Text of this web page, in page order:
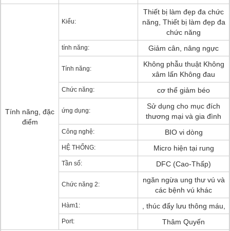
Tính năng, đặc
điểm
Kiểu:
Thiết bị làm đẹp đa chức
năng, Thiết bị làm đẹp đa
chức năng
tính năng: Giảm cân, nâng ngực
Tính năng:
Không phẫu thuật Không
xâm lấn Không đau
Chức năng: cơ thể giảm béo
ứng dụng:
Sử dụng cho mục đích
thương mại và gia đình
Công nghệ: BIO vi dòng
HỆ THỐNG: Micro hiện tại rung
Tần số: DFC (Cao-Thấp)
Chức năng 2:
ngăn ngừa ung thư vú và
các bệnh vú khác
Hàm1: , thúc đẩy lưu thông máu,
Port: Thâm Quyến